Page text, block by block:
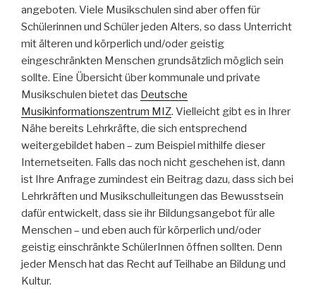
angeboten. Viele Musikschulen sind aber offen für
Schülerinnen und Schüler jeden Alters, so dass Unterricht
mit älteren und körperlich und/oder geistig
eingeschränkten Menschen grundsätzlich möglich sein
sollte. Eine Übersicht über kommunale und private
Musikschulen bietet das Deutsche
Musikinformationszentrum MIZ. Vielleicht gibt es in Ihrer
Nähe bereits Lehrkräfte, die sich entsprechend
weitergebildet haben – zum Beispiel mithilfe dieser
Internetseiten. Falls das noch nicht geschehen ist, dann
ist Ihre Anfrage zumindest ein Beitrag dazu, dass sich bei
Lehrkräften und Musikschulleitungen das Bewusstsein
dafür entwickelt, dass sie ihr Bildungsangebot für alle
Menschen – und eben auch für körperlich und/oder
geistig einschränkte SchülerInnen öffnen sollten. Denn
jeder Mensch hat das Recht auf Teilhabe an Bildung und
Kultur.